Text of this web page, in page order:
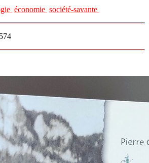
économie société-savante